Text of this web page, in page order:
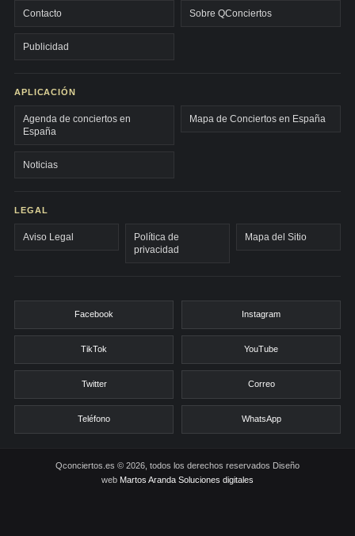
Contacto Sobre QConciertos
Publicidad
APLICACIÓN
Agenda de conciertos en
España
Mapa de Conciertos en España
Noticias
LEGAL
Aviso Legal
Política de
privacidad
Mapa del Sitio
Facebook Instagram
TikTok YouTube
Twitter Correo
Teléfono WhatsApp
Qconciertos.es © 2026, todos los derechos reservados Diseño
web Martos Aranda Soluciones digitales